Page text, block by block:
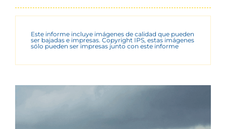
Este informe incluye imágenes de calidad que pueden
ser bajadas e impresas. Copyright IPS, estas imágenes
sólo pueden ser impresas junto con este informe